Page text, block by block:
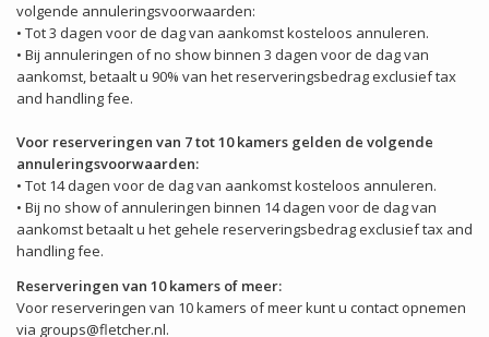
volgende annuleringsvoorwaarden:
• Tot 3 dagen voor de dag van aankomst kosteloos annuleren.
• Bij annuleringen of no show binnen 3 dagen voor de dag van
aankomst, betaalt u 90% van het reserveringsbedrag exclusief tax
and handling fee.
Voor reserveringen van 7 tot 10 kamers gelden de volgende
annuleringsvoorwaarden:
• Tot 14 dagen voor de dag van aankomst kosteloos annuleren.
• Bij no show of annuleringen binnen 14 dagen voor de dag van
aankomst betaalt u het gehele reserveringsbedrag exclusief tax and
handling fee.
Reserveringen van 10 kamers of meer:
Voor reserveringen van 10 kamers of meer kunt u contact opnemen
via groups@fletcher.nl.